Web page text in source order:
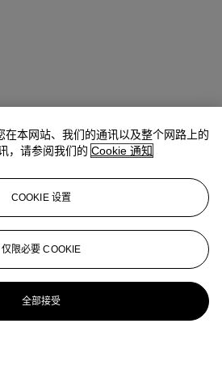
本网站、我们的通讯以及整个网路上的
，请参阅我们的 Cookie 通知
COOKIE 设置
仅限必要 COOKIE
全部接受